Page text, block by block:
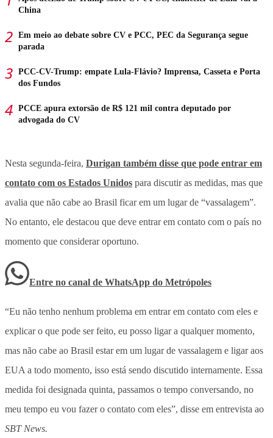
China
Em meio ao debate sobre CV e PCC, PEC da Segurança segue
parada
PCC-CV-Trump: empate Lula-Flávio? Imprensa, Casseta e Porta
dos Fundos
PCCE apura extorsão de R$ 121 mil contra deputado por
advogada do CV
Nesta segunda-feira, Durigan também disse que pode entrar em
contato com os Estados Unidos para discutir as medidas, mas que
avalia que não cabe ao Brasil ficar em um lugar de “vassalagem”.
No entanto, ele destacou que deve entrar em contato com o país no
momento que considerar oportuno.
Entre no canal de WhatsApp do Metrópoles
“Eu não tenho nenhum problema em entrar em contato com eles e
explicar o que pode ser feito, eu posso ligar a qualquer momento,
mas não cabe ao Brasil estar em um lugar de vassalagem e ligar aos
EUA a todo momento, isso está sendo discutido internamente. Essa
medida foi designada quinta, passamos o tempo conversando, no
meu tempo eu vou fazer o contato com eles”, disse em entrevista ao
SBT News.